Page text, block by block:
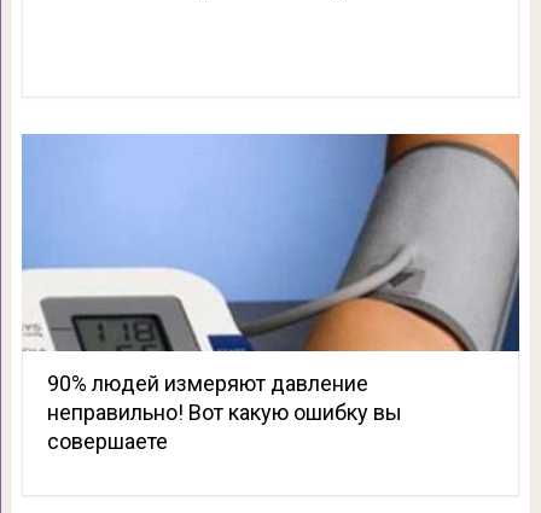
90% людей измеряют давление
неправильно! Вот какую ошибку вы
совершаете